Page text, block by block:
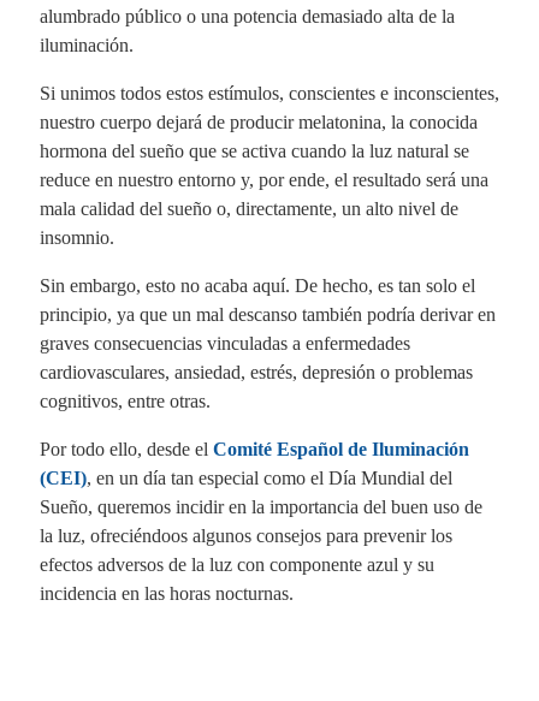
alumbrado público o una potencia demasiado alta de la
iluminación.
Si unimos todos estos estímulos, conscientes e inconscientes,
nuestro cuerpo dejará de producir melatonina, la conocida
hormona del sueño que se activa cuando la luz natural se
reduce en nuestro entorno y, por ende, el resultado será una
mala calidad del sueño o, directamente, un alto nivel de
insomnio.
Sin embargo, esto no acaba aquí. De hecho, es tan solo el
principio, ya que un mal descanso también podría derivar en
graves consecuencias vinculadas a enfermedades
cardiovasculares, ansiedad, estrés, depresión o problemas
cognitivos, entre otras.
Por todo ello, desde el Comité Español de Iluminación
(CEI), en un día tan especial como el Día Mundial del
Sueño, queremos incidir en la importancia del buen uso de
la luz, ofreciéndoos algunos consejos para prevenir los
efectos adversos de la luz con componente azul y su
incidencia en las horas nocturnas.